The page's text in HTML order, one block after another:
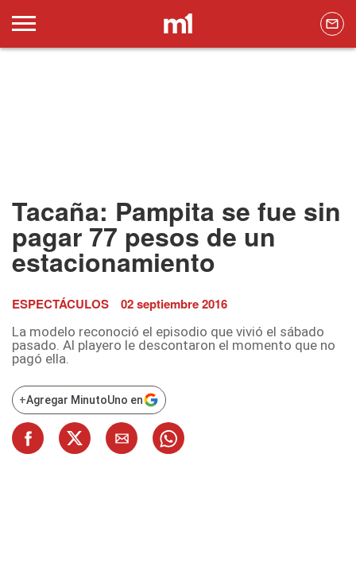
Tacaña: Pampita se fue sin
pagar 77 pesos de un
estacionamiento
ESPECTÁCULOS 02 septiembre 2016
La modelo reconoció el episodio que vivió el sábado
pasado. Al playero le descontaron el momento que no
pagó ella.
+Agregar MinutoUno en